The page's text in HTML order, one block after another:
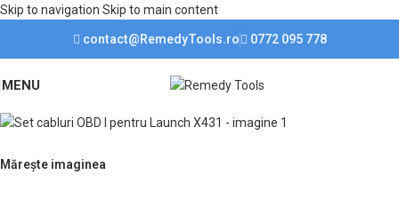
Skip to navigation Skip to main content
contact@RemedyTools.ro 0772 095 778
MENU
Mărește imaginea